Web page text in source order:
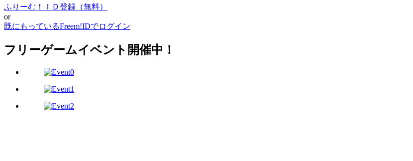
ふりーむ！ＩＤ登録（無料）
or
既にもっているFreem!IDでログイン
フリーゲームイベント開催中！